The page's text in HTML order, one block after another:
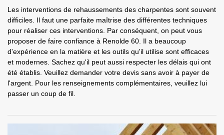
Les interventions de rehaussements des charpentes sont souvent
difficiles. Il faut une parfaite maîtrise des différentes techniques
pour réaliser ces interventions. Par conséquent, on peut vous
proposer de faire confiance à Renolde 60. Il a beaucoup
d'expérience en la matière et les outils qu'il utilise sont efficaces
et modernes. Sachez qu'il peut aussi respecter les délais qui ont
été établis. Veuillez demander votre devis sans avoir à payer de
l'argent. Pour les renseignements complémentaires, veuillez lui
passer un coup de fil.